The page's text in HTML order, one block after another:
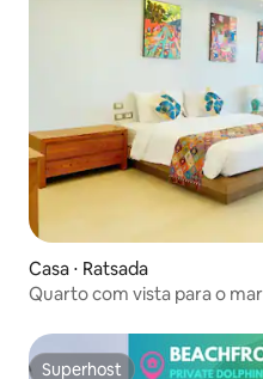
Casa ⋅ Ratsada
Quarto com vista para o
infinita/bar à beira-mar/
de Phuket/varanda grande/
Superhost